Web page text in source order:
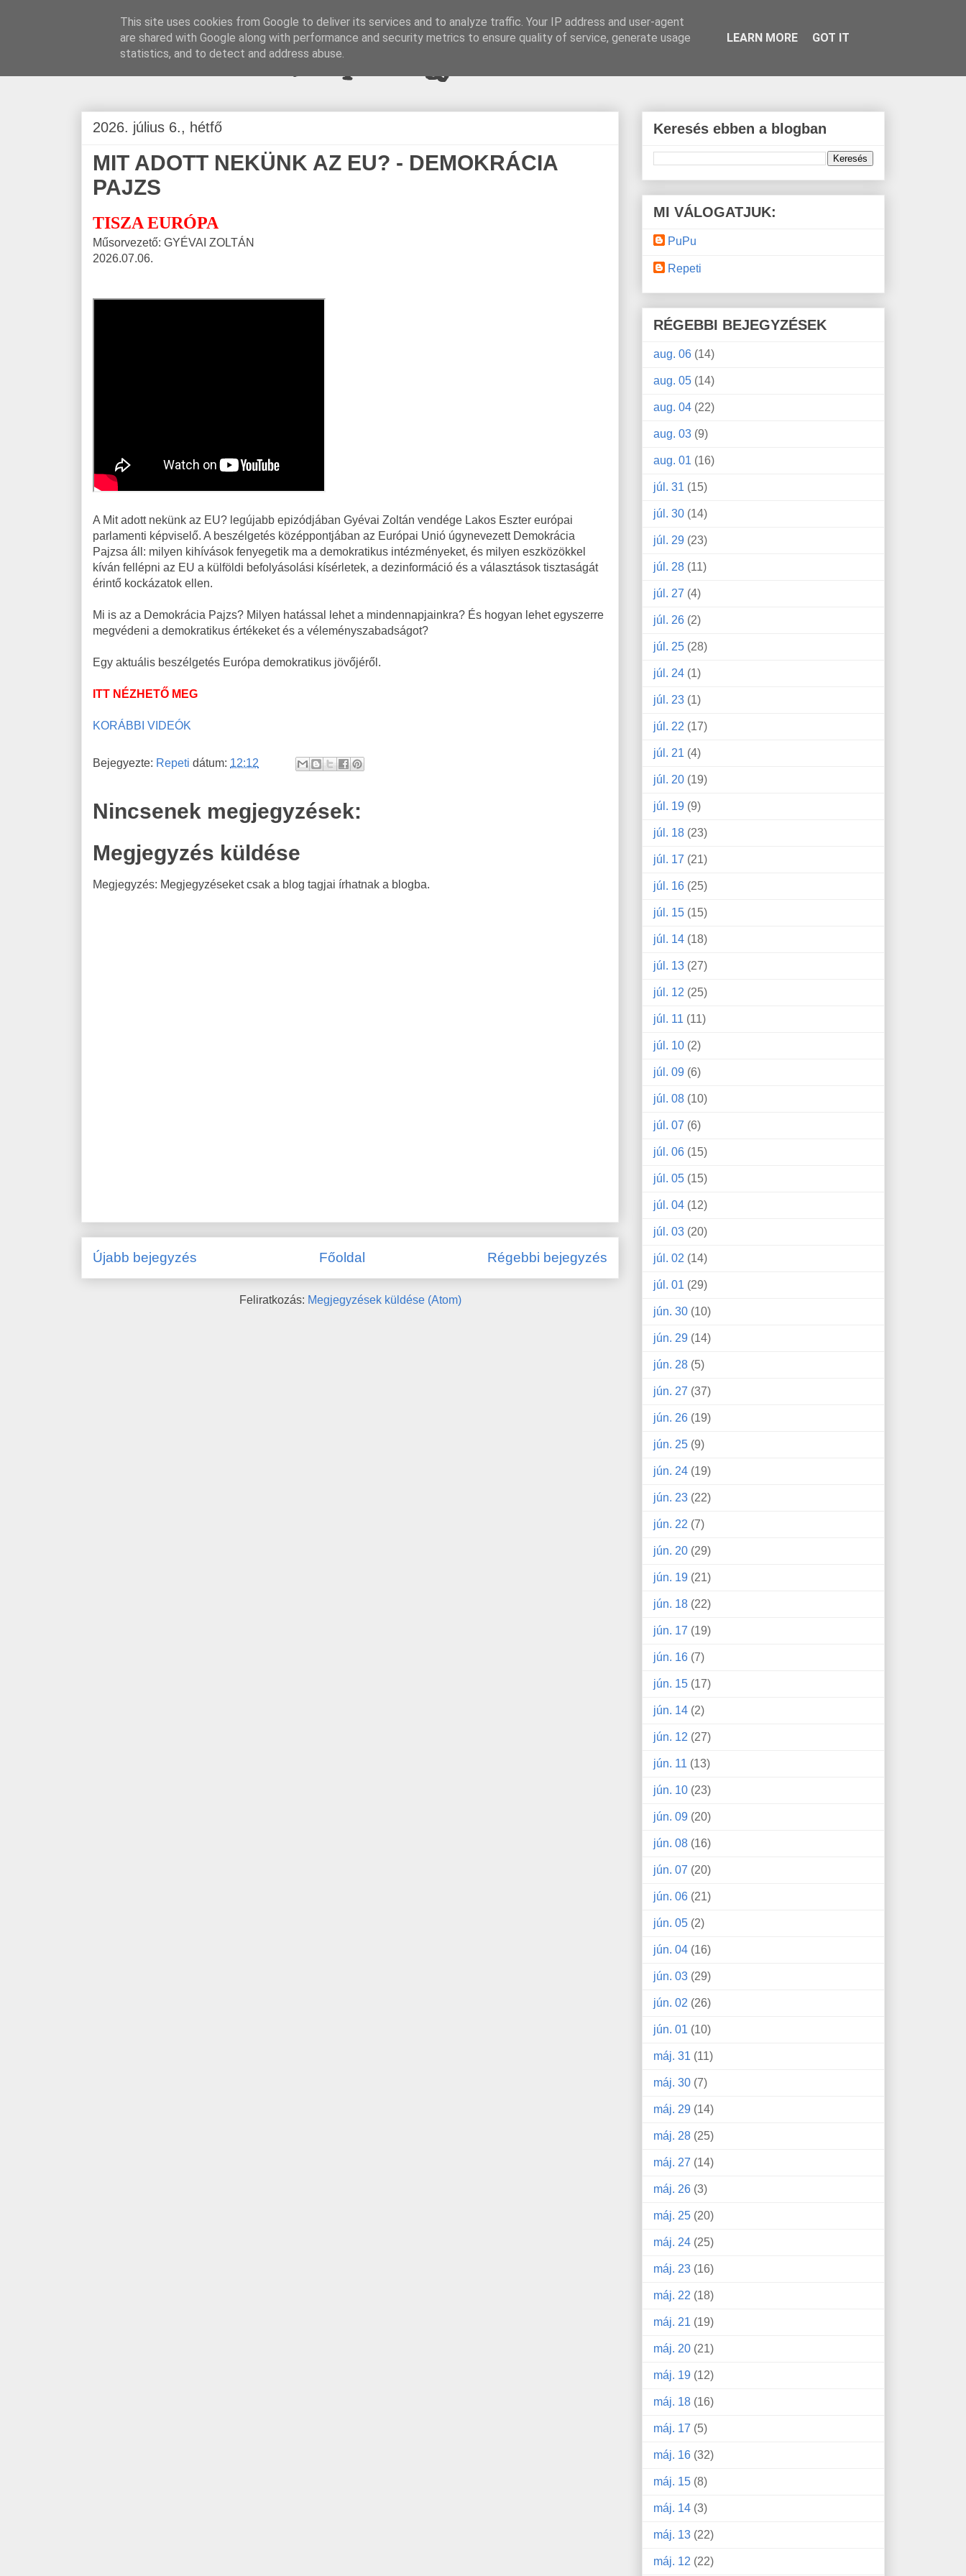
BLOGÁSZAT, napi blogjava
2026. július 6., hétfő
MIT ADOTT NEKÜNK AZ EU? - DEMOKRÁCIA
PAJZS
TISZA EURÓPA
Műsorvezető: GYÉVAI ZOLTÁN
2026.07.06.
A Mit adott nekünk az EU? legújabb epizódjában Gyévai Zoltán vendége Lakos Eszter európai
parlamenti képviselő. A beszélgetés középpontjában az Európai Unió úgynevezett Demokrácia
Pajzsa áll: milyen kihívások fenyegetik ma a demokratikus intézményeket, és milyen eszközökkel
kíván fellépni az EU a külföldi befolyásolási kísérletek, a dezinformáció és a választások tisztaságát
érintő kockázatok ellen.
Mi is az a Demokrácia Pajzs? Milyen hatással lehet a mindennapjainkra? És hogyan lehet egyszerre
megvédeni a demokratikus értékeket és a véleményszabadságot?
Egy aktuális beszélgetés Európa demokratikus jövőjéről.
ITT NÉZHETŐ MEG
KORÁBBI VIDEÓK
Bejegyezte: Repeti dátum: 12:12
Nincsenek megjegyzések:
Megjegyzés küldése
Megjegyzés: Megjegyzéseket csak a blog tagjai írhatnak a blogba.
Újabb bejegyzés Régebbi bejegyzés
Főoldal
Feliratkozás: Megjegyzések küldése (Atom)
Keresés ebben a blogban
MI VÁLOGATJUK:
PuPu
Repeti
RÉGEBBI BEJEGYZÉSEK
aug. 06 (14)
aug. 05 (14)
aug. 04 (22)
aug. 03 (9)
aug. 01 (16)
júl. 31 (15)
júl. 30 (14)
júl. 29 (23)
júl. 28 (11)
júl. 27 (4)
júl. 26 (2)
júl. 25 (28)
júl. 24 (1)
júl. 23 (1)
júl. 22 (17)
júl. 21 (4)
júl. 20 (19)
júl. 19 (9)
júl. 18 (23)
júl. 17 (21)
júl. 16 (25)
júl. 15 (15)
júl. 14 (18)
júl. 13 (27)
júl. 12 (25)
júl. 11 (11)
júl. 10 (2)
júl. 09 (6)
júl. 08 (10)
júl. 07 (6)
júl. 06 (15)
júl. 05 (15)
júl. 04 (12)
júl. 03 (20)
júl. 02 (14)
júl. 01 (29)
jún. 30 (10)
jún. 29 (14)
jún. 28 (5)
jún. 27 (37)
jún. 26 (19)
jún. 25 (9)
jún. 24 (19)
jún. 23 (22)
jún. 22 (7)
jún. 20 (29)
jún. 19 (21)
jún. 18 (22)
jún. 17 (19)
jún. 16 (7)
jún. 15 (17)
jún. 14 (2)
jún. 12 (27)
jún. 11 (13)
jún. 10 (23)
jún. 09 (20)
jún. 08 (16)
jún. 07 (20)
jún. 06 (21)
jún. 05 (2)
jún. 04 (16)
jún. 03 (29)
jún. 02 (26)
jún. 01 (10)
máj. 31 (11)
máj. 30 (7)
máj. 29 (14)
máj. 28 (25)
máj. 27 (14)
máj. 26 (3)
máj. 25 (20)
máj. 24 (25)
máj. 23 (16)
máj. 22 (18)
máj. 21 (19)
máj. 20 (21)
máj. 19 (12)
máj. 18 (16)
máj. 17 (5)
máj. 16 (32)
máj. 15 (8)
máj. 14 (3)
máj. 13 (22)
máj. 12 (22)
This site uses cookies from Google to deliver its services and to analyze traffic. Your IP address and user-agent
are shared with Google along with performance and security metrics to ensure quality of service, generate usage
statistics, and to detect and address abuse.
LEARN MORE GOT IT